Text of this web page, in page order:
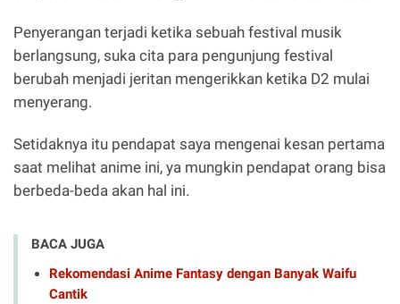
Penyerangan terjadi ketika sebuah festival musik
berlangsung, suka cita para pengunjung festival
berubah menjadi jeritan mengerikkan ketika D2 mulai
menyerang.
Setidaknya itu pendapat saya mengenai kesan pertama
saat melihat anime ini, ya mungkin pendapat orang bisa
berbeda-beda akan hal ini.
BACA JUGA
Rekomendasi Anime Fantasy dengan Banyak Waifu
Cantik